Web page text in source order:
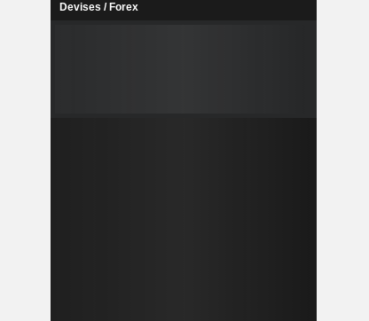
Devises / Forex